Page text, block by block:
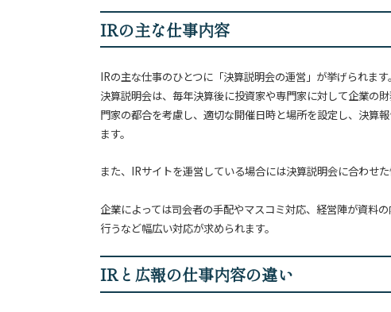
IRの主な仕事内容
IRの主な仕事のひとつに「決算説明会の運営」が挙げられます。
決算説明会は、毎年決算後に投資家や専門家に対して企業の
門家の都合を考慮し、適切な開催日時と場所を設定し、決算
ます。
また、IRサイトを運営している場合には決算説明会に合わせ
企業によっては司会者の手配やマスコミ対応、経営陣が資料
行うなど幅広い対応が求められます。
IRと広報の仕事内容の違い